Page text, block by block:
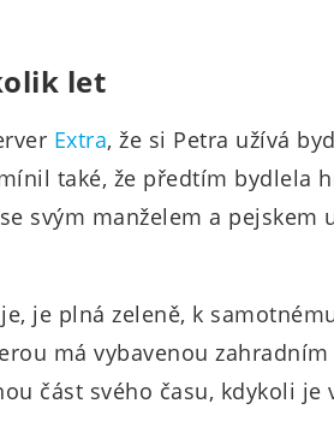
let
Extra, že si Petra užívá
také, že předtím bydlela
svým manželem a pejskem
je plná zeleně, k
má vybavenou
část svého času, kdykoli je